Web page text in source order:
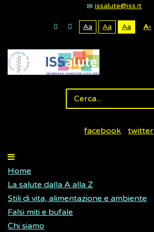
issalute@iss.it
Aa Aa Aa A-
facebook twitter
Home
La salute dalla A alla Z
Stili di vita, alimentazione e ambiente
Falsi miti e bufale
Chi siamo